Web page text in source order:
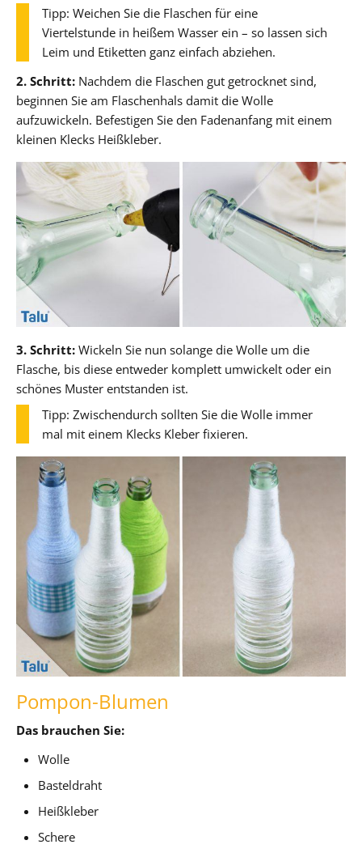
Tipp: Weichen Sie die Flaschen für eine
Viertelstunde in heißem Wasser ein – so lassen sich
Leim und Etiketten ganz einfach abziehen.
2. Schritt: Nachdem die Flaschen gut getrocknet sind,
beginnen Sie am Flaschenhals damit die Wolle
aufzuwickeln. Befestigen Sie den Fadenanfang mit einem
kleinen Klecks Heißkleber.
3. Schritt: Wickeln Sie nun solange die Wolle um die
Flasche, bis diese entweder komplett umwickelt oder ein
schönes Muster entstanden ist.
Tipp: Zwischendurch sollten Sie die Wolle immer
mal mit einem Klecks Kleber fixieren.
Pompon-Blumen
Das brauchen Sie:
Wolle
Basteldraht
Heißkleber
Schere